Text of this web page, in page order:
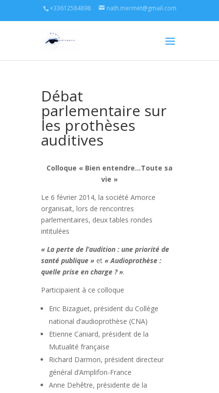
+33612584898 nath.mermet@gmail.com
Débat
parlementaire sur
les prothèses
auditives
Colloque « Bien entendre…Toute sa
vie »
Le 6 février 2014, la société Amorce
organisait, lors de rencontres
parlementaires, deux tables rondes
intitulées
« La perte de l’audition : une priorité de
santé publique » et « Audioprothèse :
quelle prise en charge ? ».
Participaient à ce colloque
Eric Bizaguet, président du Collège
national d’audioprothèse (CNA)
Etienne Caniard, président de la
Mutualité française
Richard Darmon, président directeur
général d’Amplifon-France
Anne Dehêtre, présidente de la